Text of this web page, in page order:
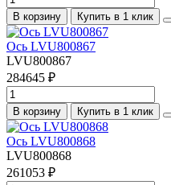
В корзину Купить в 1 клик
Ось LVU800867
LVU800867
284645 ₽
В корзину Купить в 1 клик
Ось LVU800868
LVU800868
261053 ₽